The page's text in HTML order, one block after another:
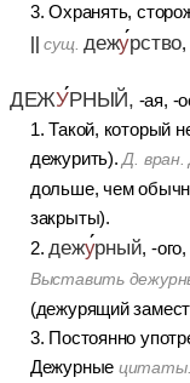
3. Охранять,
||сущ. дежурство,
ДЕЖУРНЫЙ, -ая, -
1. Такой, который
дежурить).Д. вран.
дольше, чем
закрыты).
2. дежурный, -ого,
Выставить
(дежурящий
3. Постоянно
Дежурные